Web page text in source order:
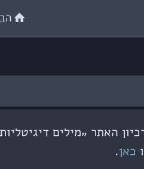
האתר „מילים
כאן.